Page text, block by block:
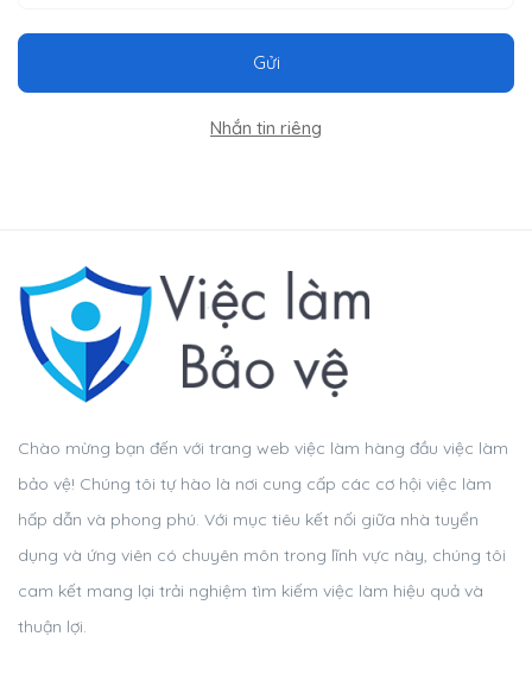
Gửi
Nhắn tin riêng
Chào mừng bạn đến với trang web việc làm hàng đầu việc làm
bảo vệ! Chúng tôi tự hào là nơi cung cấp các cơ hội việc làm
hấp dẫn và phong phú. Với mục tiêu kết nối giữa nhà tuyển
dụng và ứng viên có chuyên môn trong lĩnh vực này, chúng tôi
cam kết mang lại trải nghiệm tìm kiếm việc làm hiệu quả và
thuận lợi.